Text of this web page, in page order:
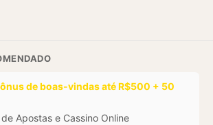
de boas-vindas até R$500 + 50
Apostas e Cassino Online